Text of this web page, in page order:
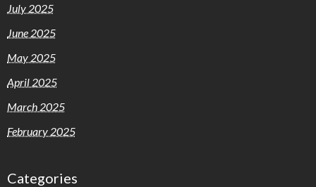
July 2025
June 2025
May 2025
April 2025
March 2025
February 2025
Categories